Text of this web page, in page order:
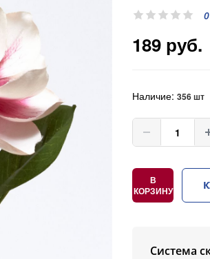
189 руб.
Наличие:356 шт
В
КОРЗИНУ
Система